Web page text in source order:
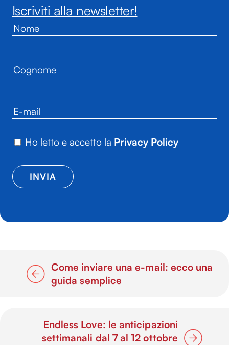
Iscriviti alla newsletter!
Ho letto e accetto la Privacy Policy
Come inviare una e-mail: ecco una
guida semplice
Endless Love: le anticipazioni
settimanali dal 7 al 12 ottobre